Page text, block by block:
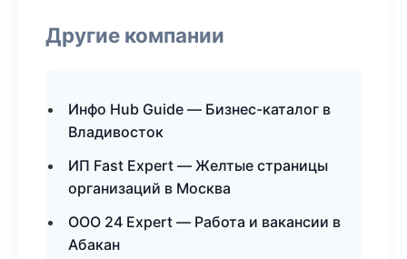
Другие компании
Инфо Hub Guide — Бизнес-каталог в
Владивосток
ИП Fast Expert — Желтые страницы
организаций в Москва
ООО 24 Expert — Работа и вакансии в
Абакан